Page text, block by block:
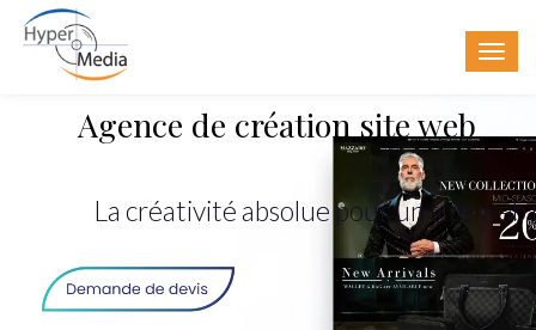
La créativité absolue pour un site web
Agence de création site web